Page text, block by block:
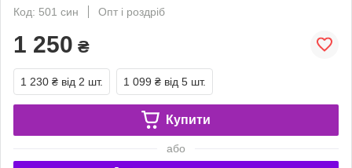
Код: 501 син
Опт і роздріб
1 250 ₴
1 230 ₴ від 2 шт. 1 099 ₴ від 5 шт.
Купити
або